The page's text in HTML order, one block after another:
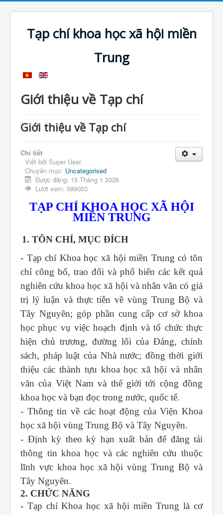
Tạp chí khoa học xã hội miền
Trung
Giới thiệu về Tạp chí
Giới thiệu về Tạp chí
Chi tiết
Viết bởi Super User
Chuyên mục: Uncategorised
Được đăng: 15 Tháng 1 2026
Lượt xem: 589003
TẠP CHÍ KHOA HỌC XÃ HỘI
MIỀN TRUNG
1. TÔN CHỈ, MỤC ĐÍCH
- Tạp chí Khoa học xã hội miền Trung có tôn
chỉ công bố, trao đổi và phổ biến các kết quả
nghiên cứu khoa học xã hội và nhân văn có giá
trị lý luận và thực tiễn về vùng Trung Bộ và
Tây Nguyên; góp phần cung cấp cơ sở khoa
học phục vụ việc hoạch định và tổ chức thực
hiện chủ trương, đường lối của Đảng, chính
sách, pháp luật của Nhà nước; đồng thời giới
thiệu các thành tựu khoa học xã hội và nhân
văn của Việt Nam và thế giới tới cộng đồng
khoa học và bạn đọc trong nước, quốc tế.
- Thông tin về các hoạt động của Viện Khoa
học xã hội vùng Trung Bộ và Tây Nguyên.
- Định kỳ theo kỳ hạn xuất bản để đăng tải
thông tin khoa học và các nghiên cứu thuộc
lĩnh vực khoa học xã hội vùng Trung Bộ và
Tây Nguyên.
2. CHỨC NĂNG
- Tạp chí Khoa học xã hội miền Trung là cơ